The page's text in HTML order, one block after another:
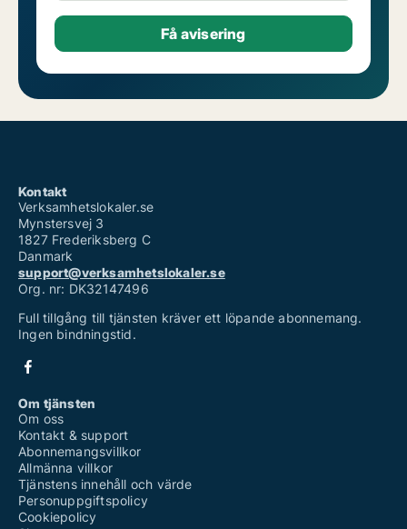
Kontakt
Verksamhetslokaler.se
Mynstersvej 3
1827 Frederiksberg C
Danmark
support@verksamhetslokaler.se
Org. nr: DK32147496
Full tillgång till tjänsten kräver ett löpande abonnemang.
Ingen bindningstid.
Om tjänsten
Om oss
Kontakt & support
Abonnemangsvillkor
Allmänna villkor
Tjänstens innehåll och värde
Personuppgiftspolicy
Cookiepolicy